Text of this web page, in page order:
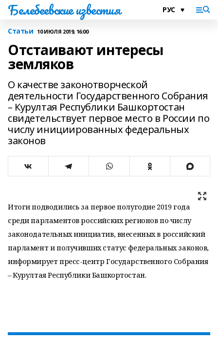
Белебеевские известия
Статьи 10 ИЮЛЯ 2019, 16:00
Отстаивают интересы
земляков
О качестве законотворческой
деятельности Государственного Собрания
– Курултая Республики Башкортостан
свидетельствует первое место в России по
числу инициированных федеральных
законов
Итоги подводились за первое полугодие 2019 года
среди парламентов российских регионов по числу
законодательных инициатив, внесенных в российский
парламент и получивших статус федеральных законов,
информирует пресс-центр Государственного Собрания
– Курултая Республики Башкортостан.